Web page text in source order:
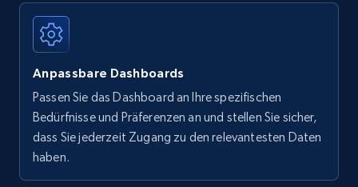
Anpassbare Dashboards
Passen Sie das Dashboard an Ihre spezifischen
Bedürfnisse und Präferenzen an und stellen Sie sicher,
dass Sie jederzeit Zugang zu den relevantesten Daten
haben.